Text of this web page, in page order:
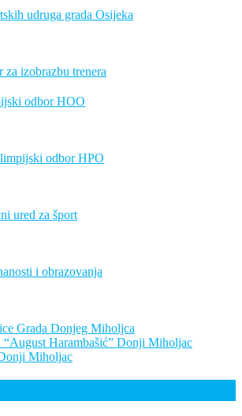
udruga grada Osijeka
za izobrazbu trenera
odbor HOO
odbor HPO
ured za šport
i obrazovanja
Grada Donjeg Miholjca
“August Harambašić” Donji Miholjac
Miholjac